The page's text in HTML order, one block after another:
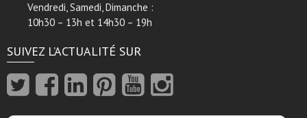
Vendredi, Samedi, Dimanche :
10h30 – 13h et 14h30 – 19h
SUIVEZ L’ACTUALITÉ SUR